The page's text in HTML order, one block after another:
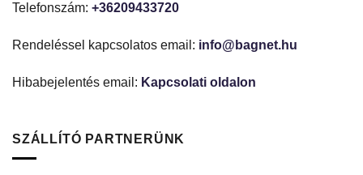
Telefonszám: +36209433720
Rendeléssel kapcsolatos email: info@bagnet.hu
Hibabejelentés email: Kapcsolati oldalon
SZÁLLÍTÓ PARTNERÜNK